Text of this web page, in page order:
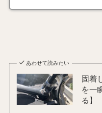
あわせて読みたい
固着
を一
る】